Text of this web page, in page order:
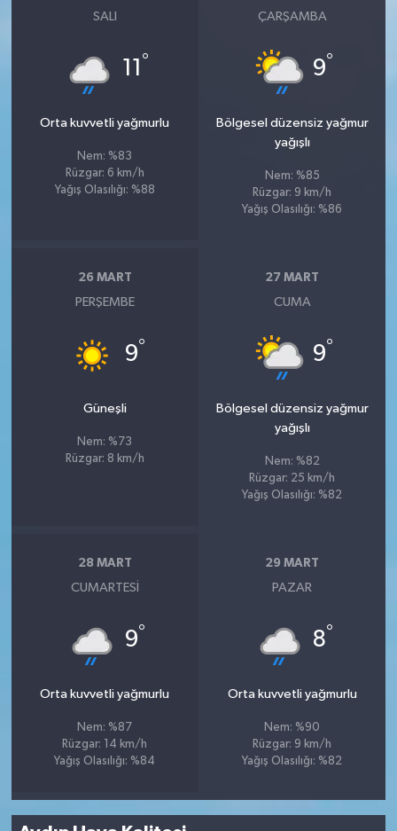
SALI
11 °
Orta kuvvetli yağmurlu
Nem: %83
Rüzgar: 6 km/h
Yağış Olasılığı: %88
ÇARŞAMBA
9°
Bölgesel düzensiz yağmur
yağışlı
Nem: %85
Rüzgar: 9 km/h
Yağış Olasılığı: %86
26 MART
PERŞEMBE
9°
Güneşli
Nem: %73
Rüzgar: 8 km/h
27 MART
CUMA
9°
Bölgesel düzensiz yağmur
yağışlı
Nem: %82
Rüzgar: 25 km/h
Yağış Olasılığı: %82
28 MART
CUMARTESI
9°
Orta kuvvetli yağmurlu
Nem: %87
Rüzgar: 14 km/h
Yağış Olasılığı: %84
29 MART
PAZAR
8°
Orta kuvvetli yağmurlu
Nem: %90
Rüzgar: 9 km/h
Yağış Olasılığı: %82